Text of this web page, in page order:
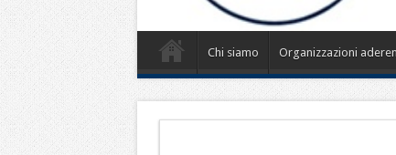
Chi siamo Organizzazioni